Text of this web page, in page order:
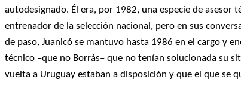
autodesignado. Él era, por 1982, una especie de asesor
entrenador de la selección nacional, pero en sus
de paso, Juanicó se mantuvo hasta 1986 en el cargo y
técnico –que no Borrás– que no tenían solucionada su
vuelta a Uruguay estaban a disposición y que el que se